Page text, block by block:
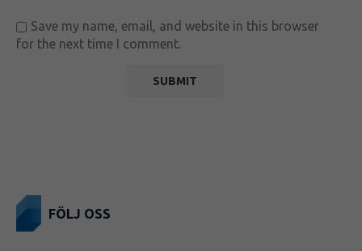
Save my name, email, and website in this browser
for the next time I comment.
FÖLJ OSS